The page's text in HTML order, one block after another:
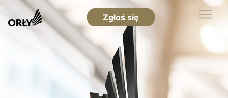
Zgłoś się